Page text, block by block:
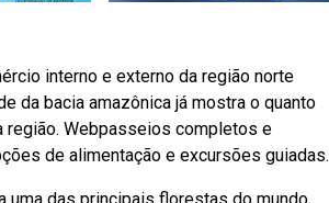
interno e externo da região norte
da bacia amazônica já mostra o quanto
região. Webpasseios completos e
de alimentação e excursões guiadas.